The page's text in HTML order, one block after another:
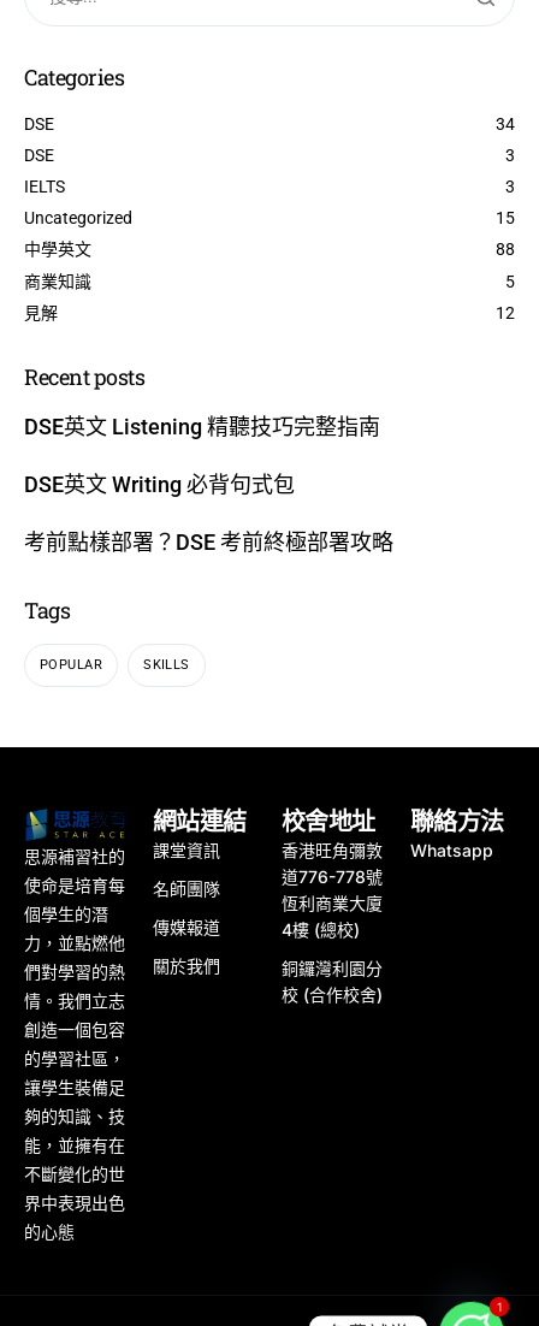
Categories
DSE
34
DSE
3
IELTS
3
Uncategorized
15
中學英文
88
商業知識
5
見解
12
Recent posts
DSE英文 Listening 精聽技巧完整指南
DSE英文 Writing 必背句式包
考前點樣部署？DSE 考前終極部署攻略
Tags
POPULAR SKILLS
思源補習社的
使命是培育每
個學生的潛
力，並點燃他
們對學習的熱
情。我們立志
創造一個包容
的學習社區，
讓學生裝備足
夠的知識、技
能，並擁有在
不斷變化的世
界中表現出色
的心態
網站連結
課堂資訊
名師團隊
傳媒報道
關於我們
校舍地址
香港旺角彌敦
道776-778號
恆利商業大廈
4樓 (總校)
銅鑼灣利園分
校 (合作校舍)
聯絡方法
Whatsapp
11